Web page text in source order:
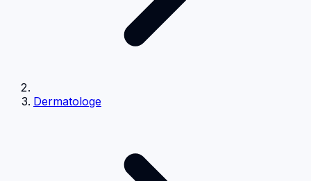
Dermatologe